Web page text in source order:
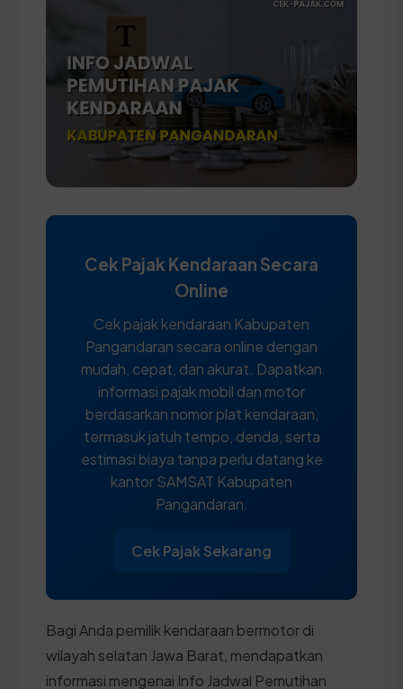
Cek Pajak Kendaraan Secara
Online
Cek pajak kendaraan Kabupaten
Pangandaran secara online dengan
mudah, cepat, dan akurat. Dapatkan
informasi pajak mobil dan motor
berdasarkan nomor plat kendaraan,
termasuk jatuh tempo, denda, serta
estimasi biaya tanpa perlu datang ke
kantor SAMSAT Kabupaten
Pangandaran.
Cek Pajak Sekarang
Bagi Anda pemilik kendaraan bermotor di
wilayah selatan Jawa Barat, mendapatkan
informasi mengenai Info Jadwal Pemutihan